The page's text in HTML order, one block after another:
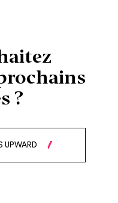
?
UPWARD